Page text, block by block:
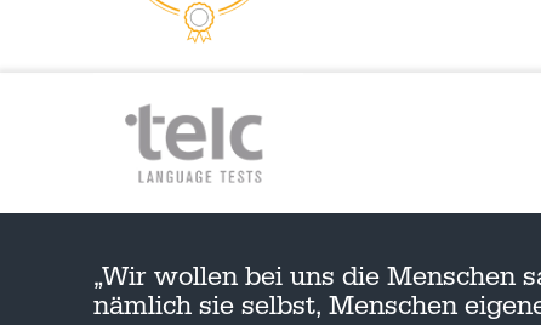
„Wir wollen bei uns die Menschen
nämlich sie selbst, Menschen